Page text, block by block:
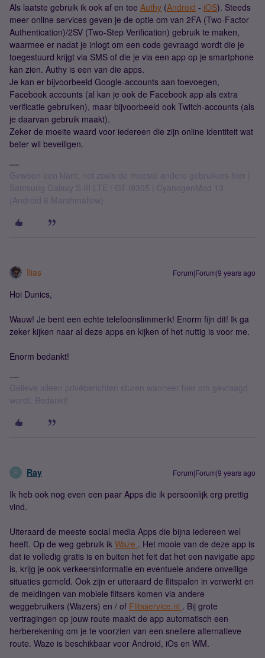
Als laatste gebruik ik ook af en toe Authy (Android - iOS). Steeds
meer online services geven je de optie om van 2FA (Two-Factor
Authentication)/2SV (Two-Step Verification) gebruik te maken,
waarmee er nadat je inlogt om een code gevraagd wordt die je
toegestuurd krijgt via SMS of die je via een app op je smartphone
kan zien. Authy is een van die apps.
Je kan er bijvoorbeeld Google-accounts aan toevoegen,
Facebook accounts (al kan je ook de Facebook app als extra
verificatie gebruiken), maar bijvoorbeeld ook Twitch-accounts (als
je daarvan gebruik maakt).
Zeker de moeite waard voor iedereen die zijn online identiteit wat
beter wil beveiligen.
Gewoon een klant, net zoals de meeste andere gebruikers hier |
Samsung Galaxy S III LTE / GT-I9305 | CyanogenMod 13
(Android 6 Marshmallow)
Ilias Forum|Forum|9 years ago
Hoi Dunics,
Wauw! Je bent een echte telefoonslimmerik! Enorm fijn dit! Ik ga
zeker kijken naar al deze apps en kijken of het nuttig is voor me.
Enorm bedankt!
Gelieve alleen privéberichten sturen wanneer hier om gevraagd
wordt. Bedankt!
R Ray Forum|Forum|9 years ago
Ik heb ook nog even een paar Apps die ik persoonlijk erg prettig
vind.
Uiteraard de meeste social media Apps die bijna iedereen wel
heeft. Op de weg gebruik ik Waze . Het mooie van de deze app is
dat ie volledig gratis is en buiten het feit dat het een navigatie app
is, krijg je ook verkeersinformatie en eventuele andere onveilige
situaties gemeld. Ook zijn er uiteraard de flitspalen in verwerkt en
de meldingen van mobiele flitsers komen via andere
weggebruikers (Wazers) en / of Flitsservice.nl . Bij grote
vertragingen op jouw route maakt de app automatisch een
herberekening om je te voorzien van een snellere alternatieve
route. Waze is beschikbaar voor Android, iOs en WM.